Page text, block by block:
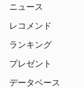
ニュース
レコメンド
ランキング
プレゼント
データベース